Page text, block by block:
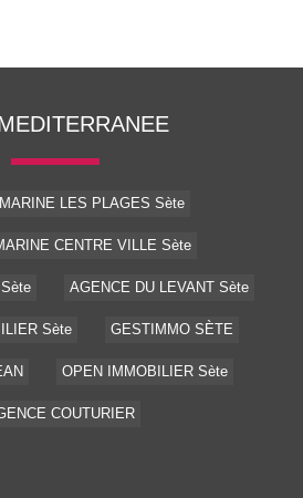
LES PLAGES Sète
CENTRE VILLE Sète
AGENCE DU LEVANT Sète
Sète GESTIMMO SÈTE
OPEN IMMOBILIER Sète
COUTURIER